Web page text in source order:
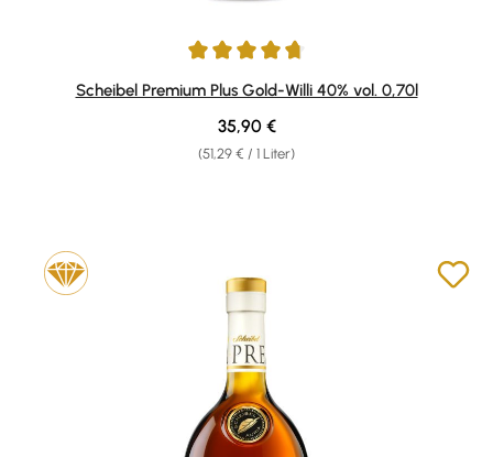
Durchschnittliche Bewertung von 4.84 von 5 Sternen
Scheibel Premium Plus Gold-Willi 40% vol. 0,70l
(51,29 € / 1 Liter)
Regulärer Preis:
35,90 €